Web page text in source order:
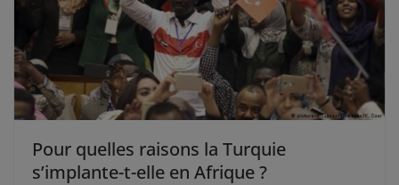
Pour quelles raisons la Turquie
s’implante-t-elle en Afrique ?